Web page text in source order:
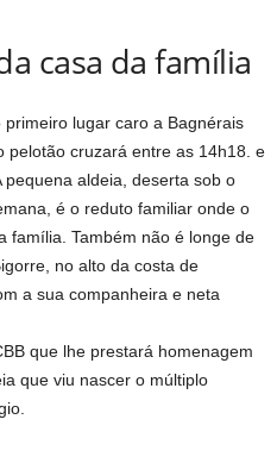
casa da família
lugar caro a Bagnérais
pelotão cruzará entre as 14h18. e
aldeia, deserta sob o
é o reduto familiar onde o
família. Também não é longe de
no alto da costa de
a sua companheira e neta
que lhe prestará homenagem
que viu nascer o múltiplo